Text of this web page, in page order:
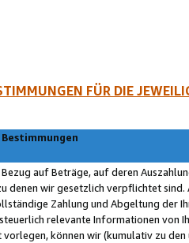
FÜR DIE
auf Beträge, auf deren
denen wir gesetzlich verpflichtet
Zahlung und Abgeltung der
relevante Informationen von
vorlegen, können wir (kumulativ zu